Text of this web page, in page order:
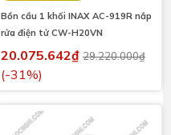
Bồn cầu 1 khối INAX AC-919R nắp
rửa điện tử CW-H20VN
20.075.642₫ 29.220.000₫
(-31%)